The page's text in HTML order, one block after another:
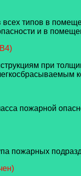
типов в
и в
при
пожарной
пожарных